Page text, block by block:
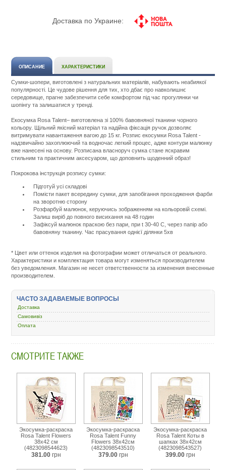
Доставка по Украине:
ОПИСАНИЕ ХАРАКТЕРИСТИКИ
Сумки-шопери, виготовлені з натуральних матеріалів, набувають неабиякої
популярності. Це чудове рішення для тих, хто дбає про навколишнє
середовище, прагне забезпечити себе комфортом під час прогулянки чи
шопінгу та залишатися у тренді.
Екосумка Rosa Talent– виготовлена зі 100% бавовняної тканини чорного
кольору. Щільний якісний матеріал та надійна фіксація ручок дозволяє
витримувати навантаження вагою до 15 кг. Розпис екосумки Rosa Talent -
надзвичайно захоплюючий та водночас легкий процес, адже контури малюнку
вже нанесені на основу. Розписана власноруч сумка стане яскравим
стильним та практичним аксесуаром, що доповнить щоденний образ!
Покрокова інструкція розпису сумки:
Підготуй усі складові
Помісти пакет всередину сумки, для запобігання проходження фарби
на зворотню сторону
Розфарбуй малюнок, керуючись зображенням на кольоровій схемі.
Залиш виріб до повного висихання на 48 годин
Зафіксуй малюнок праскою без пари, при t 30-40 С, через папір або
бавовняну тканину. Час прасування однієї ділянки 5хв
tovary-
dlya-
doma/6441-
42-
* Цвет или оттенок изделия на фотографии может отличаться от реального.
Характеристики и комплектация товара могут изменяться производителем
без уведомления. Магазин не несет ответственности за изменения внесенные
производителем.
ЧАСТО ЗАДАВАЕМЫЕ ВОПРОСЫ
Доставка
Самовивіз
Оплата
СМОТРИТЕ ТАКЖЕ
Экосумка-раскраска
Rosa Talent Flowers
38х42 см
(4823098544623)
381.00 грн
Экосумка-раскраска
Rosa Talent Funny
Flowers 38х42см
(4823098543510)
379.00 грн
Экосумка-раскраска
Rosa Talent Коты в
шапках 38х42см
(4823098543527)
399.00 грн